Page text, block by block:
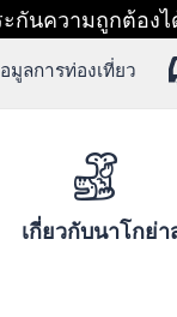
กันความถูกต้องไ
มูลการท่องเที่ยว
เกี่ยวกับนาโกย่า